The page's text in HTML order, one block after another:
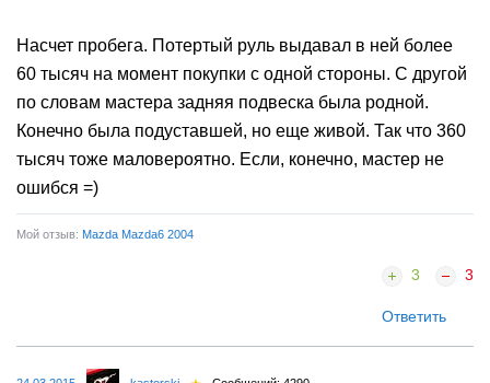
Насчет пробега. Потертый руль выдавал в ней более
60 тысяч на момент покупки с одной стороны. С другой
по словам мастера задняя подвеска была родной.
Конечно была подуставшей, но еще живой. Так что 360
тысяч тоже маловероятно. Если, конечно, мастер не
ошибся =)
Мой отзыв: Mazda Mazda6 2004
3 3
Ответить